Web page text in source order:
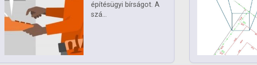
építésügyi bírságot. A
szá...